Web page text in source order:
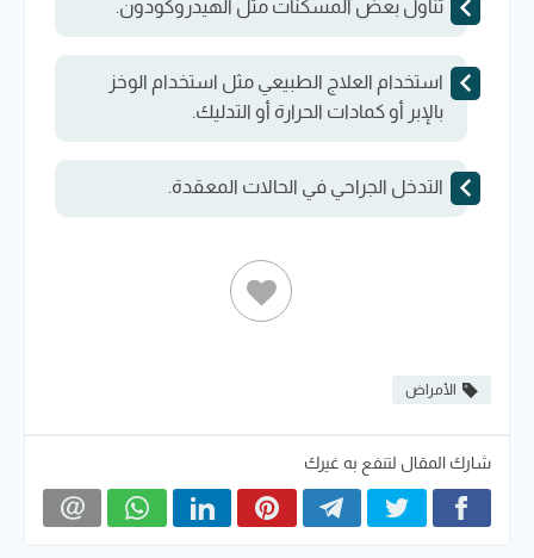
تناول بعض المسكنات مثل الهيدروكودون.
استخدام العلاج الطبيعي مثل استخدام الوخز
بالإبر أو كمادات الحرارة أو التدليك.
التدخل الجراحي في الحالات المعقدة.
الأمراض
شارك المقال لتنفع به غيرك